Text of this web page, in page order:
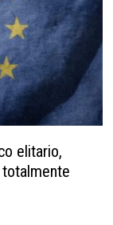
elitario,